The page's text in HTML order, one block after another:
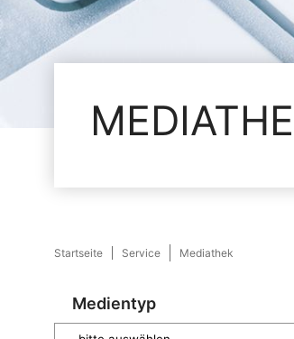
Startseite Service Mediathek
Medientyp